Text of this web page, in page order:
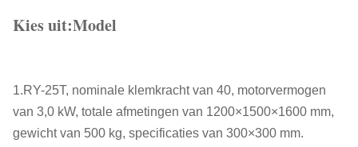
Kies uit:Model
1.RY-25T, nominale klemkracht van 40, motorvermogen
van 3,0 kW, totale afmetingen van 1200×1500×1600 mm,
gewicht van 500 kg, specificaties van 300×300 mm.